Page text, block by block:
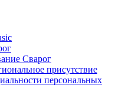
Сварог
присутствие
персональных